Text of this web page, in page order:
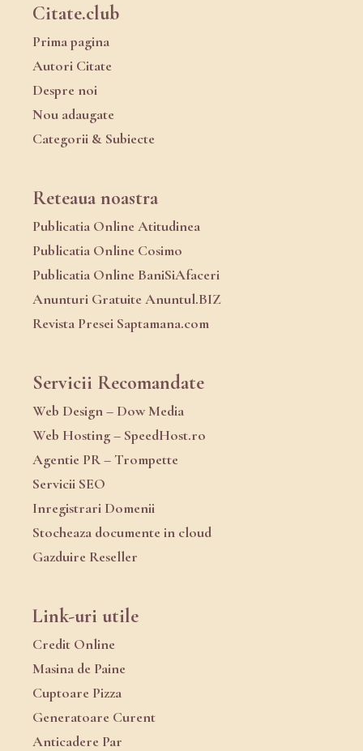
Citate.club
Prima pagina
Autori Citate
Despre noi
Nou adaugate
Categorii & Subiecte
Reteaua noastra
Publicatia Online Atitudinea
Publicatia Online Cosimo
Publicatia Online BaniSiAfaceri
Anunturi Gratuite Anuntul.BIZ
Revista Presei Saptamana.com
Servicii Recomandate
Web Design – Dow Media
Web Hosting – SpeedHost.ro
Agentie PR – Trompette
Servicii SEO
Inregistrari Domenii
Stocheaza documente in cloud
Gazduire Reseller
Link-uri utile
Credit Online
Masina de Paine
Cuptoare Pizza
Generatoare Curent
Anticadere Par